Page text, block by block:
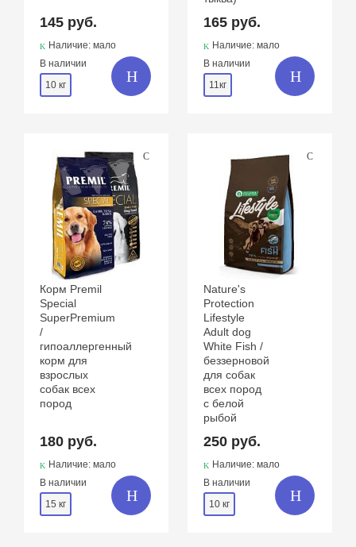
145 руб.
Наличие: мало
В наличии
10 кг
165 руб.
Наличие: мало
В наличии
11кг
Корм Premil
Special
SuperPremium
/
гипоаллергенный
корм для
взрослых
собак всех
пород
180 руб.
Наличие: мало
В наличии
15 кг
Nature's
Protection
Lifestyle
Adult dog
White Fish /
беззерновой
для собак
всех пород
с белой
рыбой
250 руб.
Наличие: мало
В наличии
10 кг